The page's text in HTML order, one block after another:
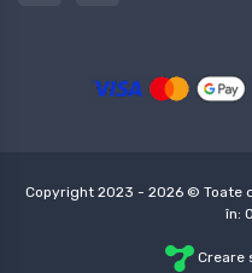
Copyright 2023 - 2026 © Toate
în:
Creare